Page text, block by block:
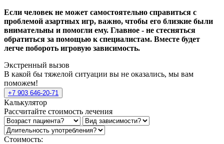
Если человек не может самостоятельно справиться с
проблемой азартных игр, важно, чтобы его близкие были
внимательны и помогли ему. Главное - не стесняться
обратиться за помощью к специалистам. Вместе будет
легче побороть игровую зависимость.
Экстренный вызов
В какой бы тяжелой ситуации вы не оказались, мы вам
поможем!
+7 903 646-20-71
Калькулятор
Рассчитайте стоимость лечения
Стоимость: